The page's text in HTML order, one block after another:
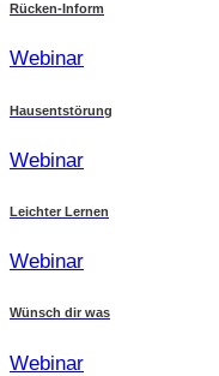
Rücken-Inform
Webinar
Hausentstörung
Webinar
Leichter Lernen
Webinar
Wünsch dir was
Webinar